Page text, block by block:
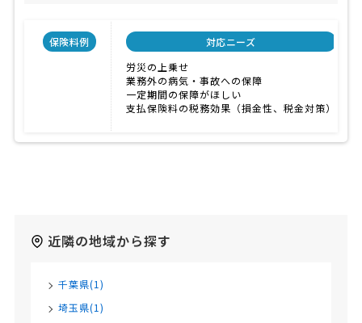
保険料例
対応ニーズ
労災の上乗せ
業務外の病気・事故への保障
一定期間の保障がほしい
支払保険料の税務効果（損金性、税金対策）
近隣の地域から探す
千葉県(1)
埼玉県(1)